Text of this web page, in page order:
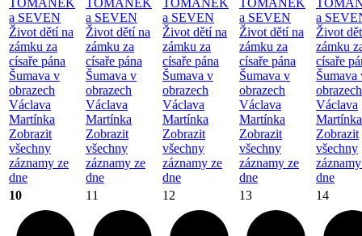
a SEVEN
Život dětí na
zámku za
císaře pána
Šumava v
obrazech
Václava
Martínka
Zobrazit
všechny
záznamy ze
dne
a SEVEN
Život dětí na
zámku za
císaře pána
Šumava v
obrazech
Václava
Martínka
Zobrazit
všechny
záznamy ze
dne
a SEVEN
Život dětí na
zámku za
císaře pána
Šumava v
obrazech
Václava
Martínka
Zobrazit
všechny
záznamy ze
dne
a SEVEN
Život dětí na
zámku za
císaře pána
Šumava v
obrazech
Václava
Martínka
Zobrazit
všechny
záznamy ze
dne
a
Život
zámku
císaře
Šumava
obrazech
Václava
Martínka
Zobrazit
všechny
dne
10
11 12 13 14